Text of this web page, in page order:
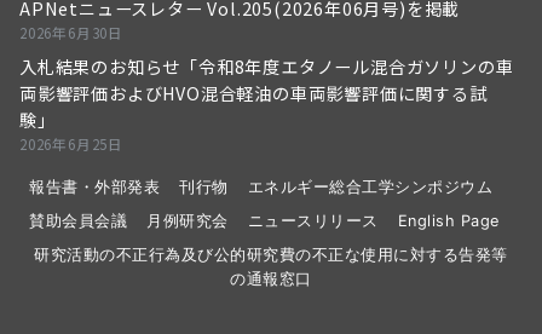
APNetニュースレター Vol.205(2026年06月号)を掲載
2026年6月30日
入札結果のお知らせ「令和8年度エタノール混合ガソリンの車
両影響評価およびHVO混合軽油の車両影響評価に関する試
験」
2026年6月25日
報告書・外部発表 刊行物
エネルギー総合工学シンポジウム
賛助会員会議
月例研究会 ニュースリリース
English Page
研究活動の不正行為及び公的研究費の不正な使用に対する告発等
の通報窓口